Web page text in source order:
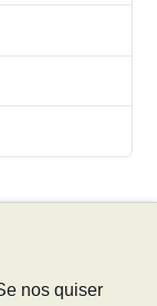
nos quiser